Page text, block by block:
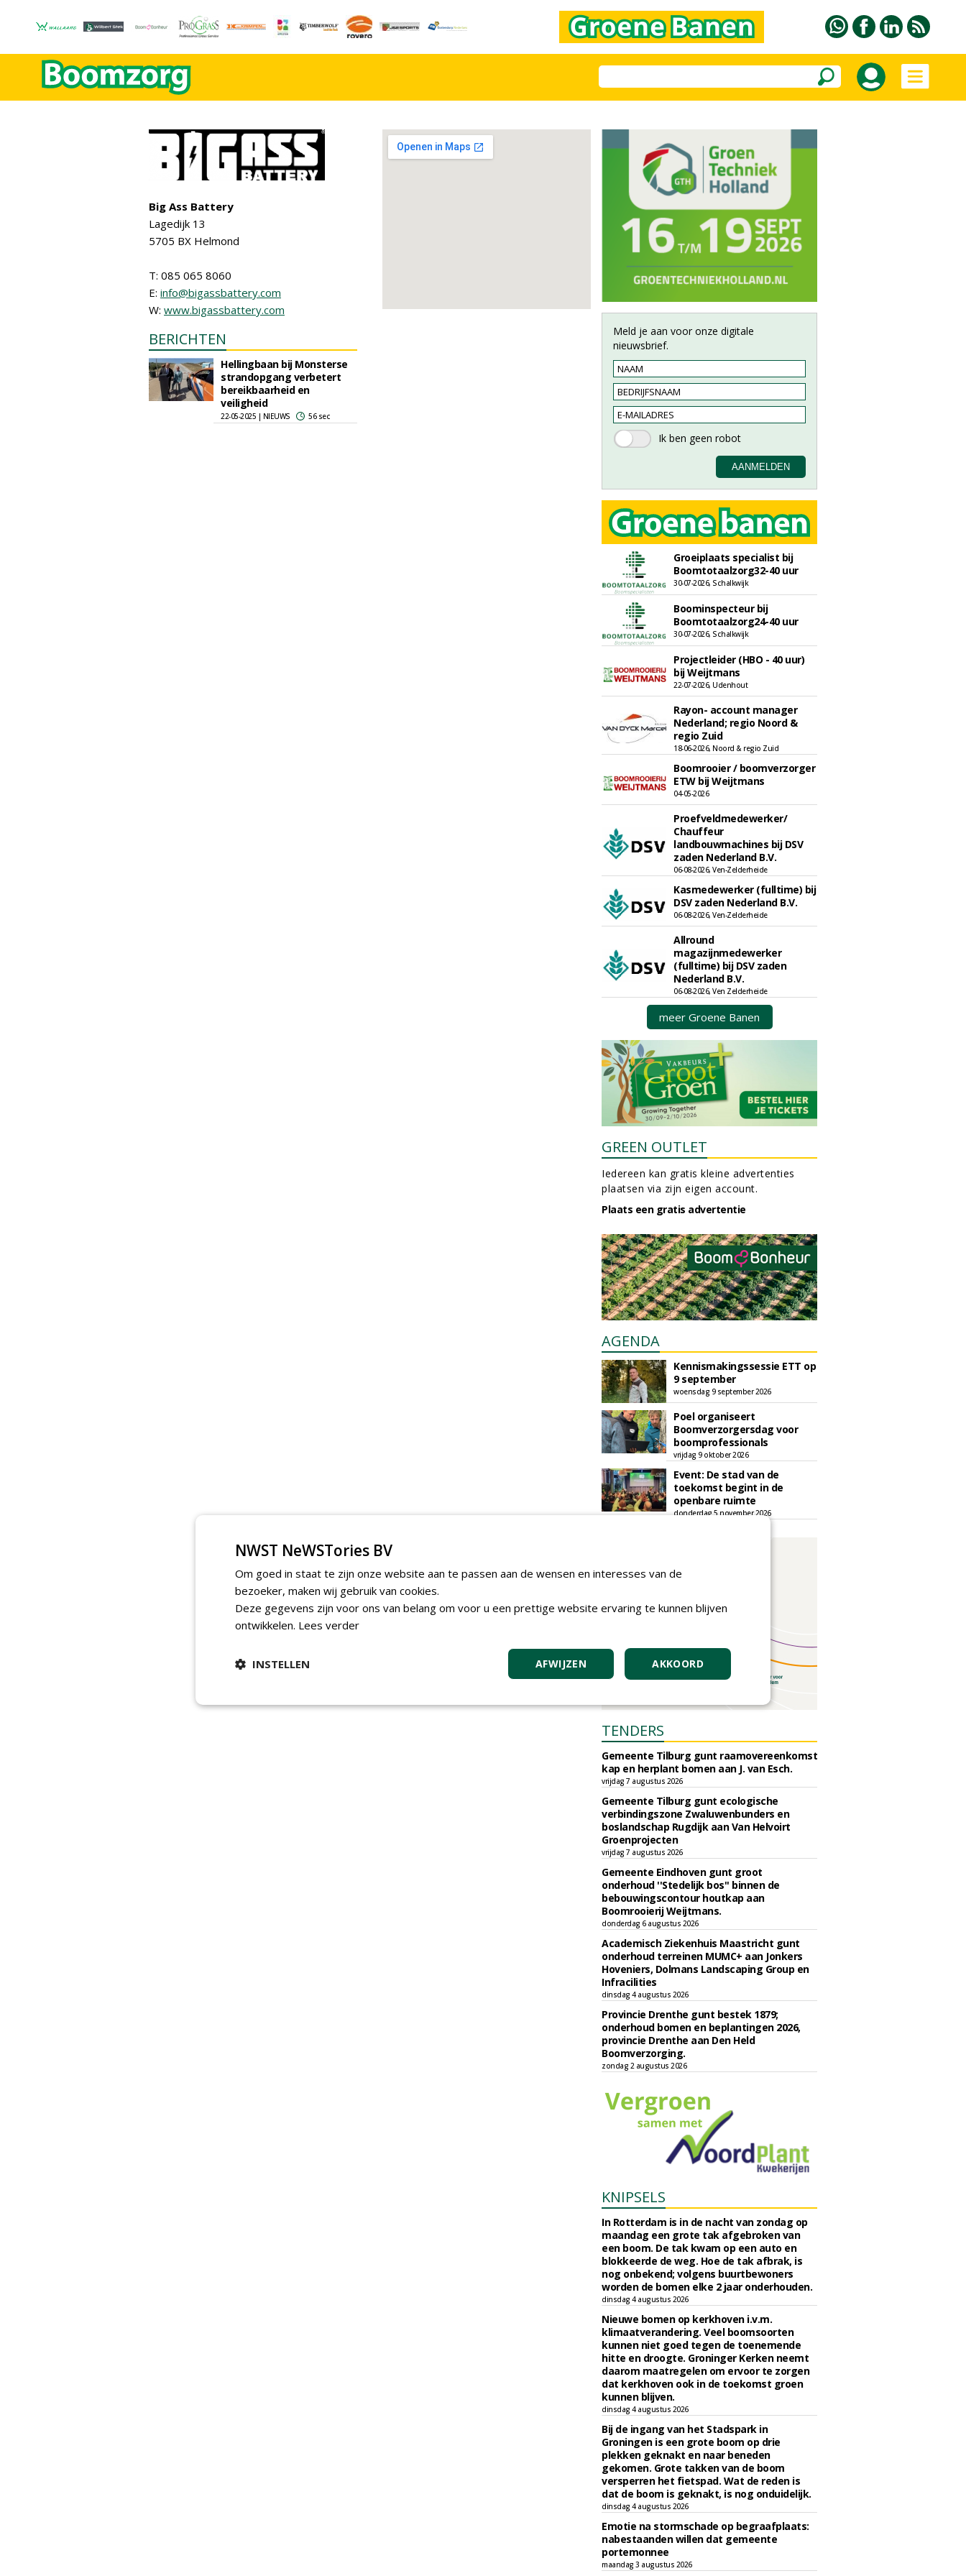
Big Ass Battery
Lagedijk 13
5705 BX Helmond
T: 085 065 8060
E: info@bigassbattery.com
W: www.bigassbattery.com
BERICHTEN
Hellingbaan bij Monsterse
strandopgang verbetert
bereikbaarheid en
veiligheid
22-05-2025 | NIEUWS 56 sec
Meld je aan voor onze digitale
nieuwsbrief.
Groeiplaats specialist bij
Boomtotaalzorg32-40 uur
30-07-2026, Schalkwijk
Boominspecteur bij
Boomtotaalzorg24-40 uur
30-07-2026, Schalkwijk
Projectleider (HBO - 40 uur)
bij Weijtmans
22-07-2026, Udenhout
Rayon- account manager
Nederland; regio Noord &
regio Zuid
18-06-2026, Noord & regio Zuid
Boomrooier / boomverzorger
ETW bij Weijtmans
04-05-2026
Proefveldmedewerker/
Chauffeur
landbouwmachines bij DSV
zaden Nederland B.V.
06-08-2026, Ven-Zelderheide
Kasmedewerker (fulltime) bij
DSV zaden Nederland B.V.
06-08-2026, Ven-Zelderheide
Allround
magazijnmedewerker
(fulltime) bij DSV zaden
Nederland B.V.
06-08-2026, Ven Zelderheide
meer Groene Banen
GREEN OUTLET
Iedereen kan gratis kleine advertenties
plaatsen via zijn eigen account.
Plaats een gratis advertentie
AGENDA
Kennismakingssessie ETT op
9 september
woensdag 9 september 2026
Poel organiseert
Boomverzorgersdag voor
boomprofessionals
vrijdag 9 oktober 2026
Event: De stad van de
toekomst begint in de
openbare ruimte
donderdag 5 november 2026
TENDERS
Gemeente Tilburg gunt raamovereenkomst
kap en herplant bomen aan J. van Esch.
vrijdag 7 augustus 2026
Gemeente Tilburg gunt ecologische
verbindingszone Zwaluwenbunders en
boslandschap Rugdijk aan Van Helvoirt
Groenprojecten
vrijdag 7 augustus 2026
Gemeente Eindhoven gunt groot
onderhoud ''Stedelijk bos'' binnen de
bebouwingscontour houtkap aan
Boomrooierij Weijtmans.
donderdag 6 augustus 2026
Academisch Ziekenhuis Maastricht gunt
onderhoud terreinen MUMC+ aan Jonkers
Hoveniers, Dolmans Landscaping Group en
Infracilities
dinsdag 4 augustus 2026
Provincie Drenthe gunt bestek 1879;
onderhoud bomen en beplantingen 2026,
provincie Drenthe aan Den Held
Boomverzorging.
zondag 2 augustus 2026
KNIPSELS
In Rotterdam is in de nacht van zondag op
maandag een grote tak afgebroken van
een boom. De tak kwam op een auto en
blokkeerde de weg. Hoe de tak afbrak, is
nog onbekend; volgens buurtbewoners
worden de bomen elke 2 jaar onderhouden.
dinsdag 4 augustus 2026
Nieuwe bomen op kerkhoven i.v.m.
klimaatverandering. Veel boomsoorten
kunnen niet goed tegen de toenemende
hitte en droogte. Groninger Kerken neemt
daarom maatregelen om ervoor te zorgen
dat kerkhoven ook in de toekomst groen
kunnen blijven.
dinsdag 4 augustus 2026
Bij de ingang van het Stadspark in
Groningen is een grote boom op drie
plekken geknakt en naar beneden
gekomen. Grote takken van de boom
versperren het fietspad. Wat de reden is
dat de boom is geknakt, is nog onduidelijk.
dinsdag 4 augustus 2026
Emotie na stormschade op begraafplaats:
nabestaanden willen dat gemeente
portemonnee
maandag 3 augustus 2026
NWST NeWSTories BV
Om goed in staat te zijn onze website aan te passen aan de wensen en interesses van de
bezoeker, maken wij gebruik van cookies.
Deze gegevens zijn voor ons van belang om voor u een prettige website ervaring te kunnen blijven
ontwikkelen. Lees verder
AKKOORD
AFWIJZEN
INSTELLEN